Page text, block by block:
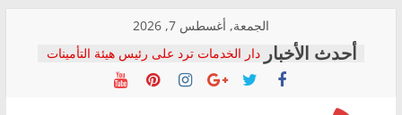
content
الجمعة, أغسطس 7, 2026
دار الخدمات ترد على رئيس هيئة التأمينات
بعد مؤتمره الصحفي: إنكار الأزمة لا ينهي
معاناة أصحاب المعاشات.. ونطالب بكشف